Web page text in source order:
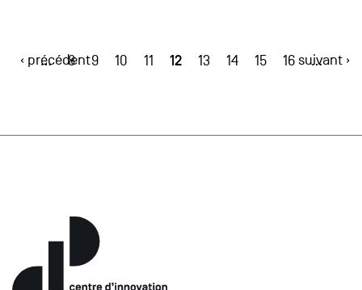
‹ précédent
… 8 9 10 11 12 13 14 15 16 …
suivant ›